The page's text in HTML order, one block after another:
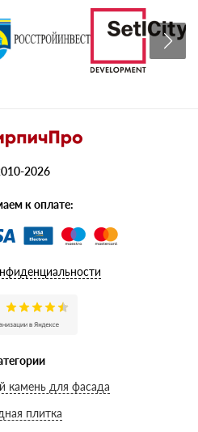
2026
к оплате:
камень для фасада
плитка